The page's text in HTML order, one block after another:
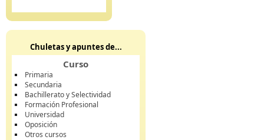
Chuletas y apuntes de...
Curso
Primaria
Secundaria
Bachillerato y Selectividad
Formación Profesional
Universidad
Oposición
Otros cursos